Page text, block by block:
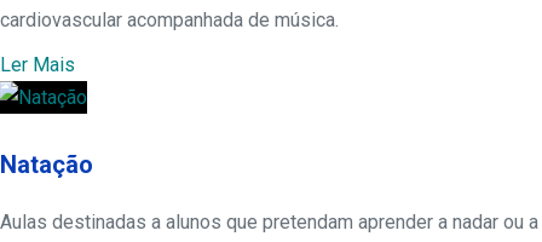
cardiovascular acompanhada de música.
Ler Mais
Natação
Aulas destinadas a alunos que pretendam aprender a nadar ou a